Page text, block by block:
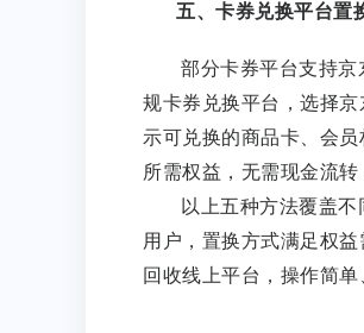
五、卡券兑换平台置
部分卡券平台支持京
规卡券兑换平台，选择京
示可兑换的商品卡、会
所需权益，无需现金流
以上五种方法覆盖
用户，置换方式满足权益
回收线上平台，操作简